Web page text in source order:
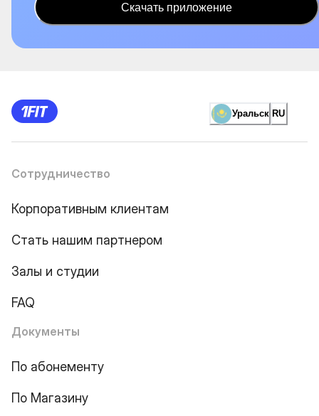
Скачать приложение
Уральск RU
Сотрудничество
Корпоративным клиентам
Стать нашим партнером
Залы и студии
FAQ
Документы
По абонементу
По Магазину